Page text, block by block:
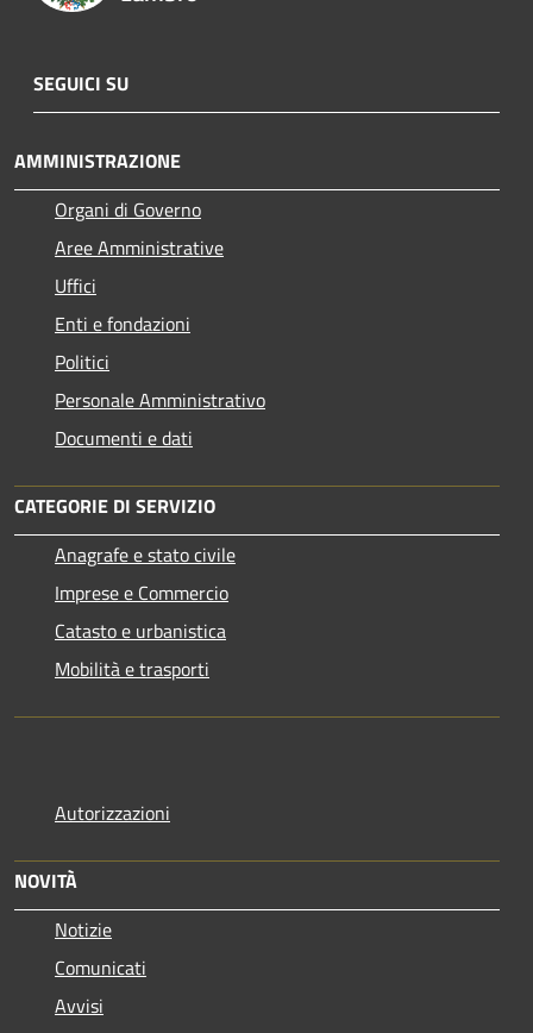
SEGUICI SU
AMMINISTRAZIONE
Organi di Governo
Aree Amministrative
Uffici
Enti e fondazioni
Politici
Personale Amministrativo
Documenti e dati
CATEGORIE DI SERVIZIO
Anagrafe e stato civile
Imprese e Commercio
Catasto e urbanistica
Mobilità e trasporti
Autorizzazioni
NOVITÀ
Notizie
Comunicati
Avvisi